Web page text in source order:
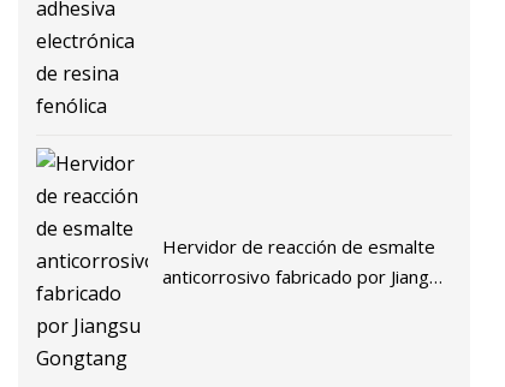
Hervidor de reacción de esmalte
anticorrosivo fabricado por Jiangsu